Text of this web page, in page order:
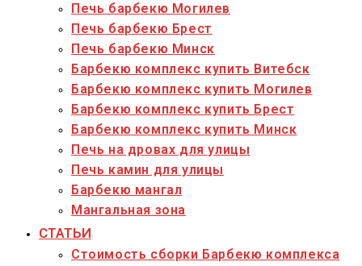
Печь барбекю Могилев
Печь барбекю Брест
Печь барбекю Минск
Барбекю комплекс купить Витебск
Барбекю комплекс купить Могилев
Барбекю комплекс купить Брест
Барбекю комплекс купить Минск
Печь на дровах для улицы
Печь камин для улицы
Барбекю мангал
Мангальная зона
СТАТЬИ
Стоимость сборки Барбекю комплекса